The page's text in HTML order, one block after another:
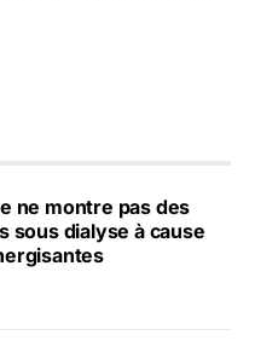
ne montre pas des
sous dialyse à cause